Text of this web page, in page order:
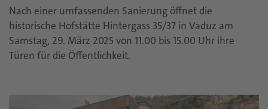
Nach einer umfassenden Sanierung öffnet die
historische Hofstätte Hintergass 35/37 in Vaduz am
Samstag, 29. März 2025 von 11.00 bis 15.00 Uhr ihre
Türen für die Öffentlichkeit.